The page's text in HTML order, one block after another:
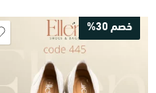
خصم 30%